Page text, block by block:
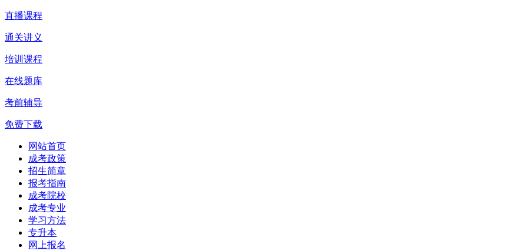
直播课程
通关讲义
培训课程
在线题库
考前辅导
免费下载
网站首页
成考政策
招生简章
报考指南
成考院校
成考专业
学习方法
专升本
网上报名